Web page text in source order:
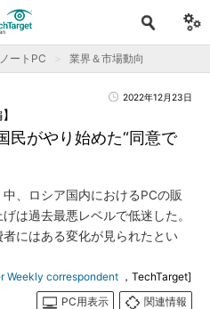
ノートPC 業界＆市場動向
2022年12月23日
民がやり始めた“同意で
、ロシア国内におけるPCの販
は過去最悪レベルで低迷した。
にはある変化が見られたとい
Weekly correspondent ，TechTarget]
PC用表示
関連情報